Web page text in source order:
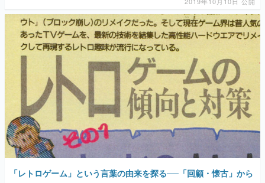
「レトロゲーム」という言葉の由来を探る──「回顧・懐古」から